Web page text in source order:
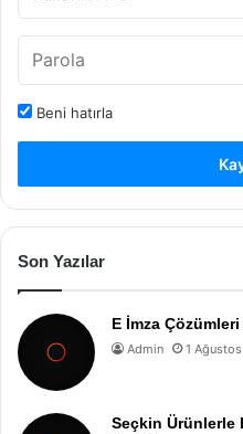
Beni hatırla
Son Yazılar
E İmza
Admin 1
Seçkin Ürünlerle